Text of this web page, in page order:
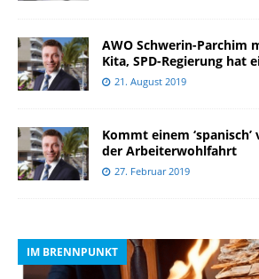
AWO Schwerin-Parchim
Kita, SPD-Regierung hat
21. August 2019
Kommt einem
der Arbeiterwohlfahrt
27. Februar 2019
IM BRENNPUNKT